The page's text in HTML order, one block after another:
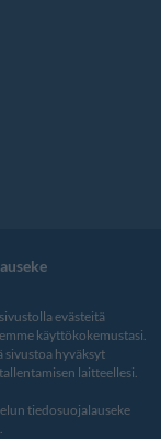
evästeitä
käyttökokemustasi.
sivustoa hyväksyt
laitteellesi.
tiedosuojalauseke
.